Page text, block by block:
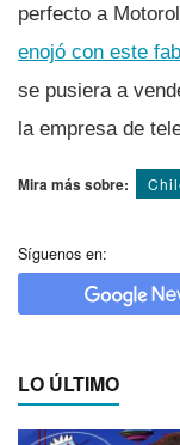
perfecto a
enojó con este
se pusiera a
la empresa de
Mira más sobre:
Síguenos en:
LO ÚLTIMO